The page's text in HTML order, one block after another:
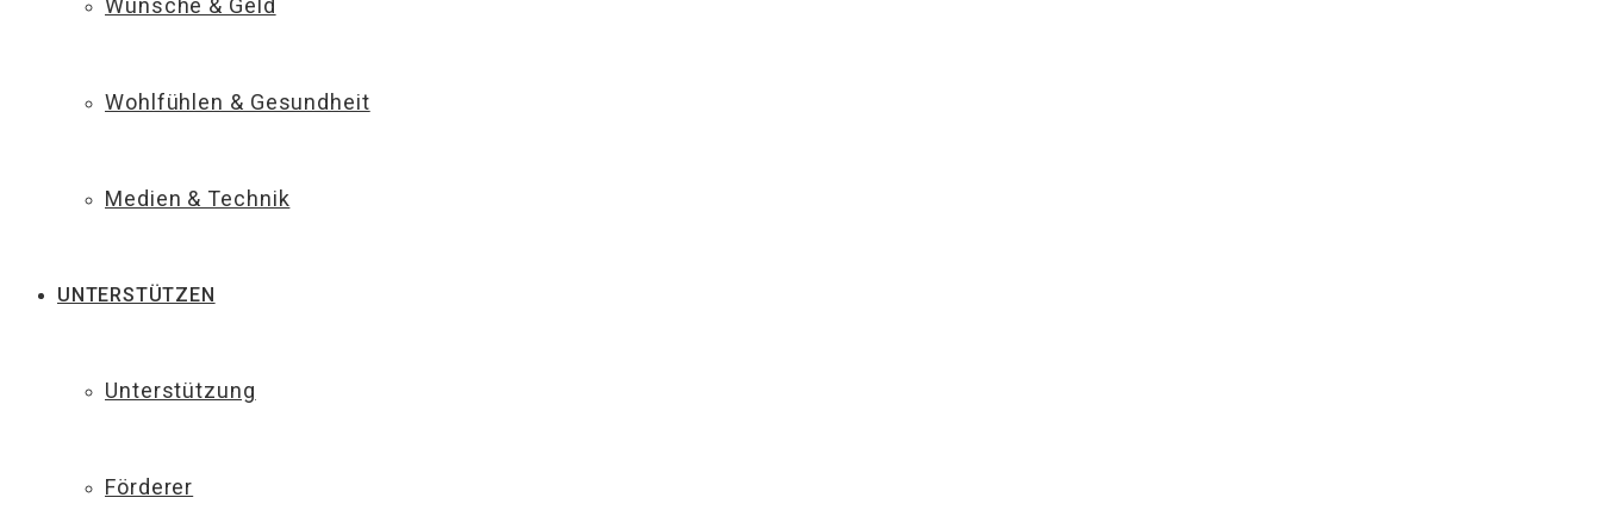
Wünsche & Geld
Wohlfühlen & Gesundheit
Medien & Technik
UNTERSTÜTZEN
Unterstützung
Förderer